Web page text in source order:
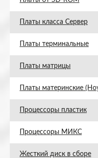
Платы класса Сервер
Платы терминальные
Платы матрицы
Платы материнские
Процессоры пластик
Процессоры МИКС
Жесткий диск в сборе